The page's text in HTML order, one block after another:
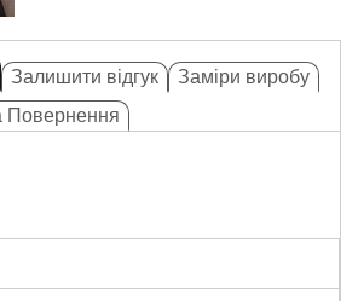
Залишити відгук
Заміри виробу
Повернення